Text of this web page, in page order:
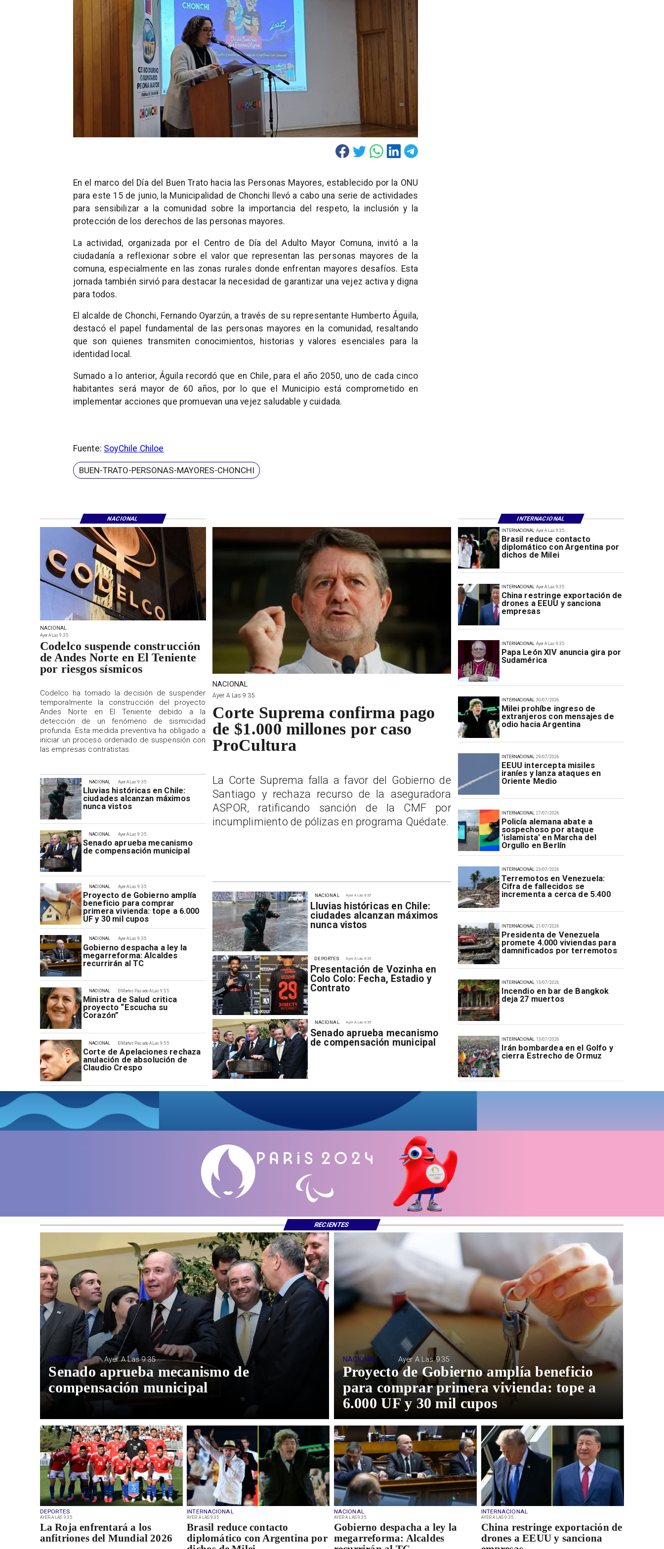
En el marco del Día del Buen Trato hacia las Personas Mayores, establecido por la ONU
para este 15 de junio, la Municipalidad de Chonchi llevó a cabo una serie de actividades
para sensibilizar a la comunidad sobre la importancia del respeto, la inclusión y la
protección de los derechos de las personas mayores.
La actividad, organizada por el Centro de Día del Adulto Mayor Comuna, invitó a la
ciudadanía a reflexionar sobre el valor que representan las personas mayores de la
comuna, especialmente en las zonas rurales donde enfrentan mayores desafíos. Esta
jornada también sirvió para destacar la necesidad de garantizar una vejez activa y digna
para todos.
El alcalde de Chonchi, Fernando Oyarzún, a través de su representante Humberto Águila,
destacó el papel fundamental de las personas mayores en la comunidad, resaltando
que son quienes transmiten conocimientos, historias y valores esenciales para la
identidad local.
Sumado a lo anterior, Águila recordó que en Chile, para el año 2050, uno de cada cinco
habitantes será mayor de 60 años, por lo que el Municipio está comprometido en
implementar acciones que promuevan una vejez saludable y cuidada.
Fuente: SoyChile Chiloe
BUEN-TRATO-PERSONAS-MAYORES-CHONCHI
Ayer A Las 9:35
Brasil reduce contacto
diplomático con Argentina por
dichos de Milei
INTERNACIONAL
Ayer A Las 9:35
China restringe exportación de
drones a EEUU y sanciona
empresas
INTERNACIONAL
Ayer A Las 9:35
Papa León XIV anuncia gira por
Sudamérica
INTERNACIONAL
30/07/2026
Milei prohíbe ingreso de
extranjeros con mensajes de
odio hacia Argentina
INTERNACIONAL
29/07/2026
EEUU intercepta misiles
iraníes y lanza ataques en
Oriente Medio
INTERNACIONAL
27/07/2026
Policía alemana abate a
sospechoso por ataque
'islamista' en Marcha del
Orgullo en Berlín
INTERNACIONAL
23/07/2026
Terremotos en Venezuela:
Cifra de fallecidos se
incrementa a cerca de 5.400
INTERNACIONAL
21/07/2026
Presidenta de Venezuela
promete 4.000 viviendas para
damnificados por terremotos
INTERNACIONAL
13/07/2026
Incendio en bar de Bangkok
deja 27 muertos
INTERNACIONAL
13/07/2026
Irán bombardea en el Golfo y
cierra Estrecho de Ormuz
INTERNACIONAL
Ayer A Las 9:35
Lluvias históricas en Chile:
ciudades alcanzan máximos
nunca vistos
NACIONAL
Ayer A Las 9:35
Senado aprueba mecanismo
de compensación municipal
NACIONAL
Ayer A Las 9:35
Proyecto de Gobierno amplía
beneficio para comprar
primera vivienda: tope a 6.000
UF y 30 mil cupos
NACIONAL
Ayer A Las 9:35
Gobierno despacha a ley la
megarreforma: Alcaldes
recurrirán al TC
NACIONAL
El Martes Pasado A Las 9:55
Ministra de Salud critica
proyecto “Escucha su
Corazón”
NACIONAL
El Martes Pasado A Las 9:55
Corte de Apelaciones rechaza
anulación de absolución de
Claudio Crespo
NACIONAL
Ayer A Las 9:35
Lluvias históricas en Chile:
ciudades alcanzan máximos
nunca vistos
NACIONAL
Ayer A Las 9:35
Presentación de Vozinha en
Colo Colo: Fecha, Estadio y
Contrato
DEPORTES
Ayer A Las 9:35
Senado aprueba mecanismo
de compensación municipal
NACIONAL
NACIONAL
Ayer A Las 9:35
Codelco suspende construcción
de Andes Norte en El Teniente
por riesgos sísmicos
Codelco ha tomado la decisión de suspender
temporalmente la construcción del proyecto
Andes Norte en El Teniente debido a la
detección de un fenómeno de sismicidad
profunda. Esta medida preventiva ha obligado a
iniciar un proceso ordenado de suspensión con
las empresas contratistas.
NACIONAL
Ayer A Las 9:35
Corte Suprema confirma pago
de $1.000 millones por caso
ProCultura
La Corte Suprema falla a favor del Gobierno de
Santiago y rechaza recurso de la aseguradora
ASPOR, ratificando sanción de la CMF por
incumplimiento de pólizas en programa Quédate.
NACIONAL INTERNACIONAL
Senado aprueba mecanismo de
compensación municipal
NACIONAL Ayer A Las 9:35
Proyecto de Gobierno amplía beneficio
para comprar primera vivienda: tope a
6.000 UF y 30 mil cupos
NACIONAL Ayer A Las 9:35
DEPORTES
AYER A LAS 9:35
La Roja enfrentará a los
anfitriones del Mundial 2026
INTERNACIONAL
AYER A LAS 9:35
Brasil reduce contacto
diplomático con Argentina por
NACIONAL
AYER A LAS 9:35
Gobierno despacha a ley la
megarreforma: Alcaldes
INTERNACIONAL
AYER A LAS 9:35
China restringe exportación de
drones a EEUU y sanciona
RECIENTES